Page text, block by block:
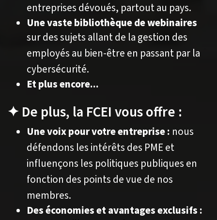
entreprises dévoués, partout au pays.
Une vaste bibliothèque de webinaires
sur des sujets allant de la gestion des
employés au bien-être en passant par la
cybersécurité.
Et plus encore...
✦ De plus, la FCEI vous offre :
Une voix pour votre entreprise : nous
défendons les intérêts des PME et
influençons les politiques publiques en
fonction des points de vue de nos
membres.
Des économies et avantages exclusifs :